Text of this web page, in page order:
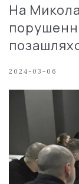
На
2024-03-06